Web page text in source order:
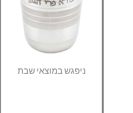
ניפגש במוצאי שבת